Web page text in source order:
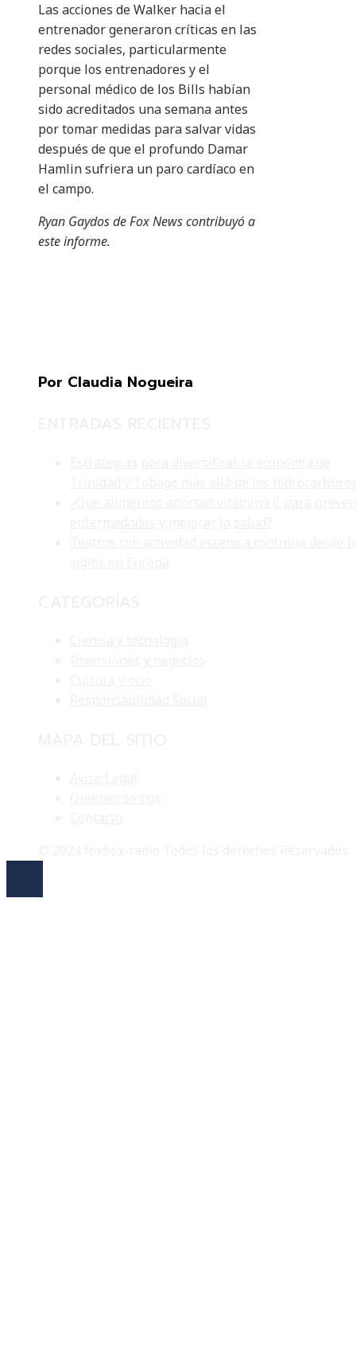
Las acciones de Walker hacia el
entrenador generaron críticas en las
redes sociales, particularmente
porque los entrenadores y el
personal médico de los Bills habían
sido acreditados una semana antes
por tomar medidas para salvar vidas
después de que el profundo Damar
Hamlin sufriera un paro cardíaco en
el campo.
Ryan Gaydos de Fox News contribuyó a
este informe.
Por Claudia Nogueira